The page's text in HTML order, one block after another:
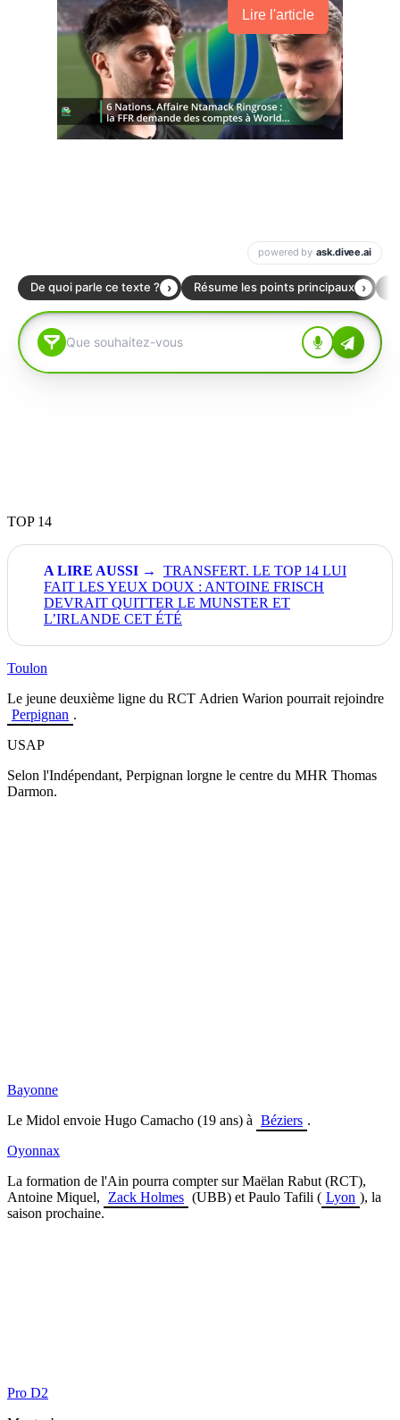
Lire l'article
TOP 14
TRANSFERT. LE TOP 14 LUI
FAIT LES YEUX DOUX : ANTOINE FRISCH
DEVRAIT QUITTER LE MUNSTER ET
L’IRLANDE CET ÉTÉ
Toulon
Le jeune deuxième ligne du RCT Adrien Warion pourrait rejoindre
Perpignan .
USAP
Selon l'Indépendant, Perpignan lorgne le centre du MHR Thomas
Darmon.
Bayonne
Le Midol envoie Hugo Camacho (19 ans) à Béziers .
Oyonnax
La formation de l'Ain pourra compter surMaëlan Rabut (RCT),
Antoine Miquel,
Zack Holmes (UBB) et Paulo Tafili ( Lyon ), la
saison prochaine.
Pro D2